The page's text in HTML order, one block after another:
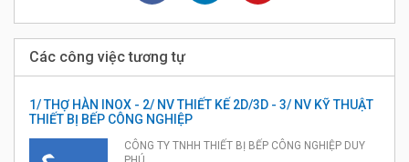
Các công việc tương tự
1/ THỢ HÀN INOX - 2/ NV THIẾT KẾ 2D/3D - 3/ NV KỸ THUẬT
THIẾT BỊ BẾP CÔNG NGHIỆP
CÔNG TY TNHH THIẾT BỊ BẾP CÔNG NGHIỆP DUY